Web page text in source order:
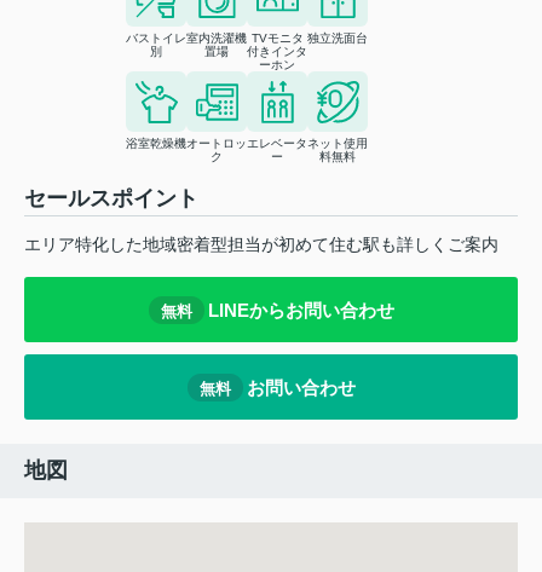
バストイレ
別
室内洗濯機
置場
TVモニタ
付きインタ
ーホン
独立洗面台
浴室乾燥機オートロッ
ク
エレベータ
ー
ネット使用
料無料
セールスポイント
エリア特化した地域密着型担当が初めて住む駅も詳しくご案内
無料 LINEからお問い合わせ
無料 お問い合わせ
地図